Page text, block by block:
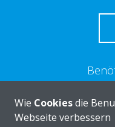
Wie Cookiesdie
Webseite verbessern